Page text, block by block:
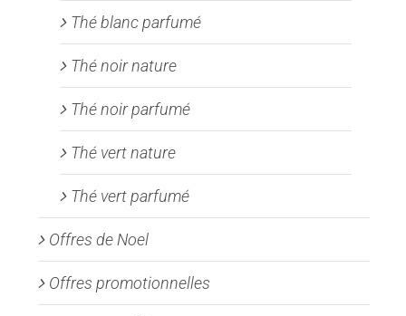
Thé blanc parfumé
Thé noir nature
Thé noir parfumé
Thé vert nature
Thé vert parfumé
Offres de Noel
Offres promotionnelles